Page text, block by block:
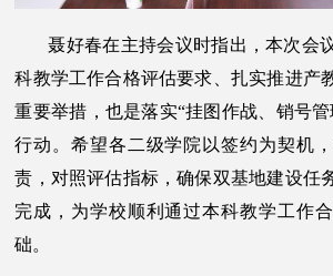
聂好春在主持会议时指出，本次会
科教学工作合格评估要求、扎实推进产
重要举措，也是落实“挂图作战、销号
行动。希望各二级学院以签约为契机
责，对照评估指标，确保双基地建设任
完成，为学校顺利通过本科教学工作
础。